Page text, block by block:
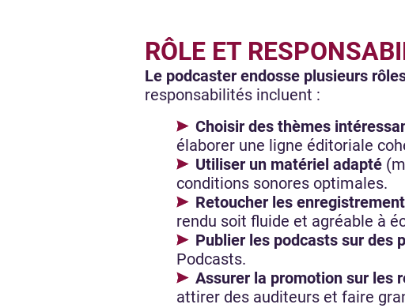
RÔLE ET
Le podcaster endosse plusieurs
responsabilités incluent :
Choisir des thèmes
élaborer une ligne éditoriale
Utiliser un matériel adapté
conditions sonores optimales.
Retoucher les
rendu soit fluide et agréable à
Publier les podcasts sur des
Podcasts.
Assurer la promotion sur les
attirer des auditeurs et faire